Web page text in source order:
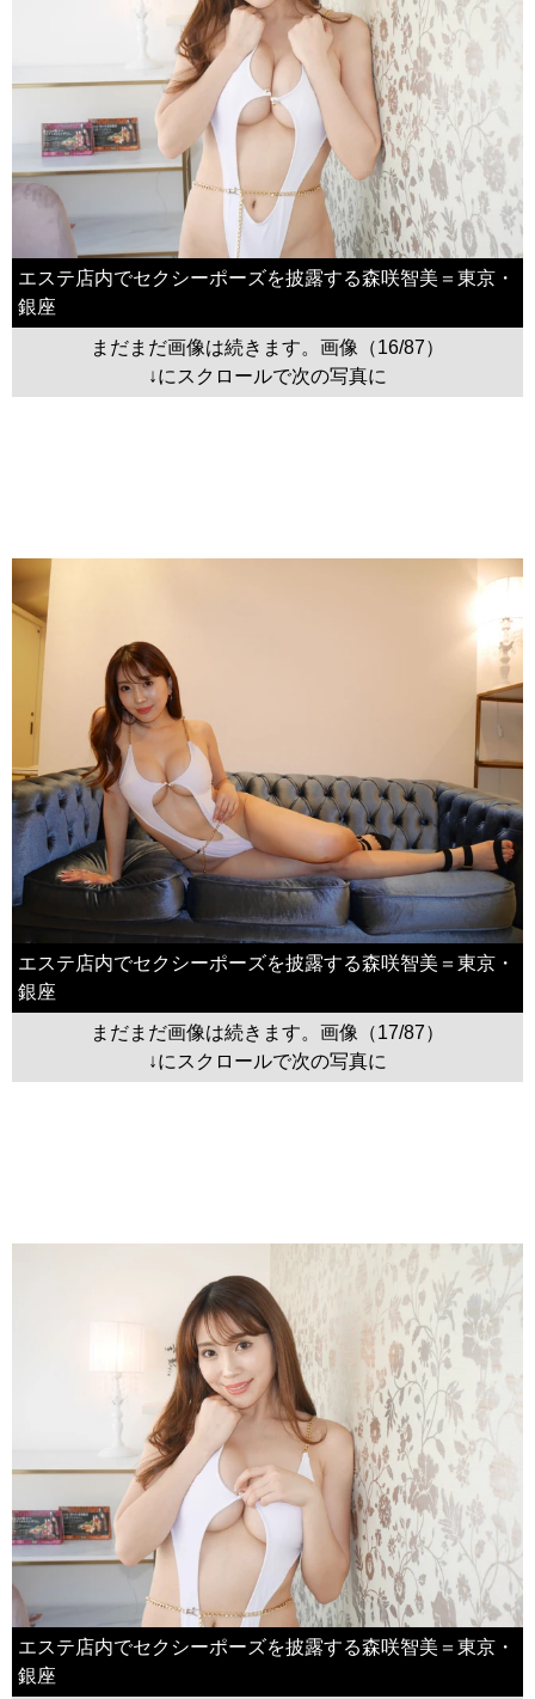
エステ店内でセクシーポーズを披露する森咲智美＝東京・
銀座
まだまだ画像は続きます。画像（16/87）
↓にスクロールで次の写真に
エステ店内でセクシーポーズを披露する森咲智美＝東京・
銀座
まだまだ画像は続きます。画像（17/87）
↓にスクロールで次の写真に
エステ店内でセクシーポーズを披露する森咲智美＝東京・
銀座